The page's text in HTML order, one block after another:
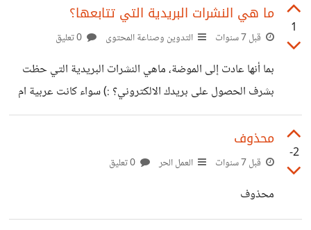
wer/9462068 هل هناك مقترحات لأدوات مجانية مشابهة؟
1
ما هي النشرات البريدية التي تتابعها؟
قبل 7 سنوات التدوين وصناعة المحتوى
بما أنها عادت إلى الموضة، ماهي النشرات البريدية التي حظت
بشرف الحصول على بريدك الالكتروني؟ :) سواء كانت عربية ام
انجليزية
-2
محذوف
قبل 7 سنوات العمل الحر
محذوف